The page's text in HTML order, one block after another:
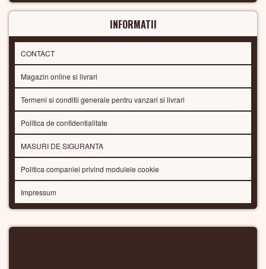
INFORMATII
CONTACT
Magazin online si livrari
Termeni si conditii generale pentru vanzari si livrari
Politica de confidentialitate
MASURI DE SIGURANTA
Politica companiei privind modulele cookie
Impressum